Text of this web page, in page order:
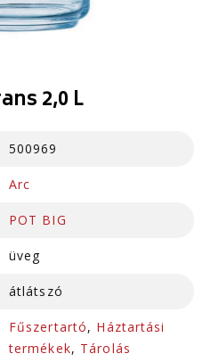
2,0 L
500969
Arc
POT BIG
üveg
átlátszó
Fűszertartó, Háztartási
termékek, Tárolás